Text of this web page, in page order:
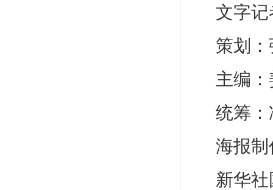
文字
策划
主编
统筹
海报
新华